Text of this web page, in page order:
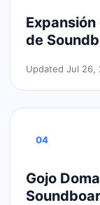
de
Updated Jul 26,
04
Gojo